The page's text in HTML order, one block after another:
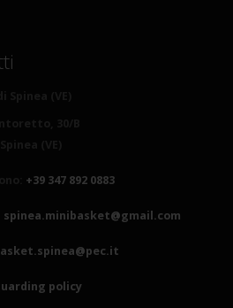
+39 347 892 0883
spinea.minibasket@gmail.com
policy